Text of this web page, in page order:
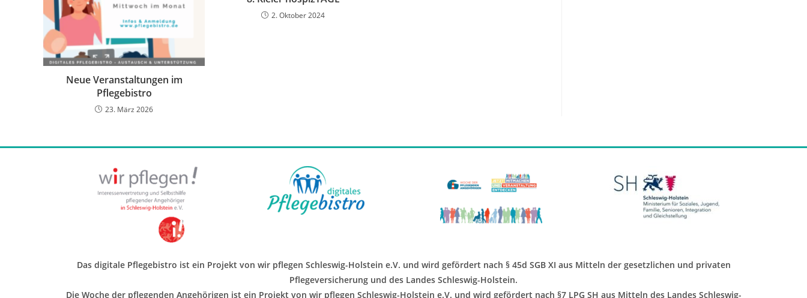
Neue Veranstaltungen im
Pflegebistro
23. März 2026
2. Oktober 2024
Das digitale Pflegebistro ist ein Projekt von wir pflegen Schleswig-Holstein e.V. und wird gefördert nach § 45d SGB XI aus Mitteln der gesetzlichen und privaten
Pflegeversicherung und des Landes Schleswig-Holstein.
Die Woche der pflegenden Angehörigen ist ein Projekt von wir pflegen Schleswig-Holstein e.V. und wird gefördert nach §7 LPG SH aus Mitteln des Landes Schleswig-